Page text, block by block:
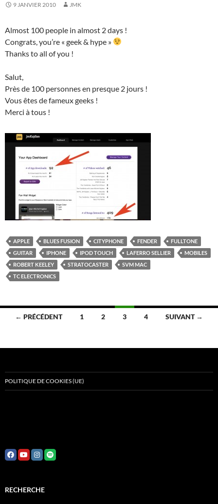
9 JANVIER 2010 JMK
Almost 100 people in almost 2 days !
Congrats, you’re « geek & hype »
Thanks to all of you !
Salut,
Près de 100 personnes en presque 2 jours !
Vous êtes de fameux geeks !
Merci à tous !
APPLE BLUES FUSION CITYPHONE FENDER
FULLTONE
GUITAR
IPHONE IPOD TOUCH LAFERRO SELLIER
MOBILES
ROBERT KEELEY
STRATOCASTER
SVM MAC
TC ELECTRONICS
Navigation
articles
← PRÉCÉDENT 1 2 3 4 SUIVANT →
POLITIQUE DE COOKIES (UE)
RECHERCHE